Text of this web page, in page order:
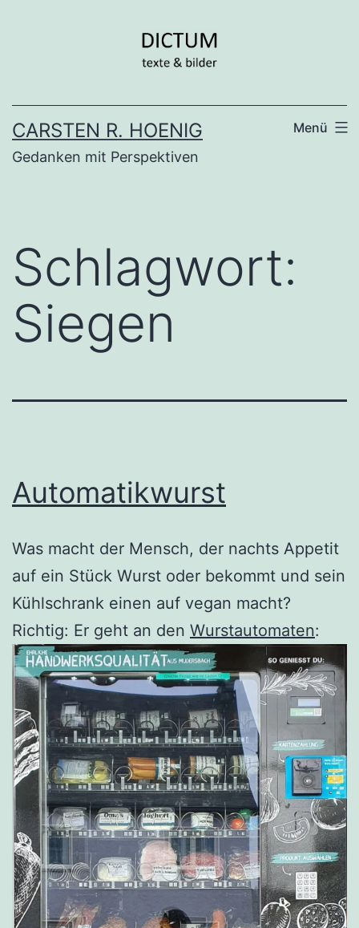
CARSTEN R. HOENIG
Gedanken mit Perspektiven
Menü
Schlagwort:
Siegen
Automatikwurst
Was macht der Mensch, der nachts Appetit
auf ein Stück Wurst oder bekommt und sein
Kühlschrank einen auf vegan macht?
Richtig: Er geht an den Wurstautomaten: